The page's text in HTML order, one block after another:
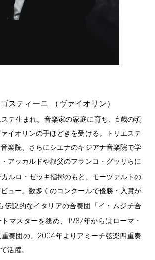
スティーニ （ヴァイオリン）
テ生まれ。音楽家の家庭に育ち、 6歳の頃
イオリンの手ほどきを受ける。トリエステ
楽院、さらにシエナのキジアナ音楽院で学
アッカルドや叔父のフランコ・グッリらに
ルロ・ゼッキ指揮のもと、モーツァルトの
ュー。数多くのコンクールで優勝・入賞が
伝説的なイタリアの合奏団「イ・ムジチ合
マスターを務め、
1987年からはローマ・
奏団の、 2004年よりアミーチ弦楽四重奏
活躍。